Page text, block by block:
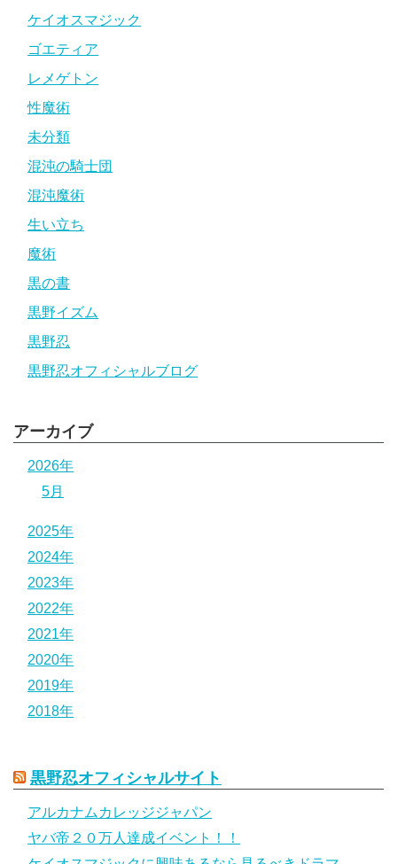
ケイオスマジック
ゴエティア
レメゲトン
性魔術
未分類
混沌の騎士団
混沌魔術
生い立ち
魔術
黒の書
黒野イズム
黒野忍
黒野忍オフィシャルブログ
アーカイブ
2026年
5月
2025年
2024年
2023年
2022年
2021年
2020年
2019年
2018年
黒野忍オフィシャルサイト
アルカナムカレッジジャパン
ヤバ帝２０万人達成イベント！！